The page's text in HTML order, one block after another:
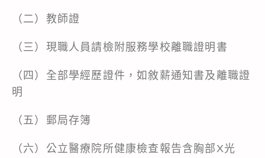
（二）教師證
（三）現職人員請檢附服務學校離職證明書
（四）全部學經歷證件，如敘薪通知書及離職證
明
（五）郵局存簿
（六）公立醫療院所健康檢查報告含胸部X光